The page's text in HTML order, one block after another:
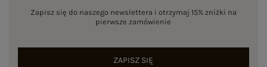
Zapisz się do naszego newslettera i otrzymaj 15% zniżki na
pierwsze zamówienie
ZAPISZ SIĘ